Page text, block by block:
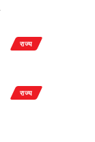
राज्य
राज्य